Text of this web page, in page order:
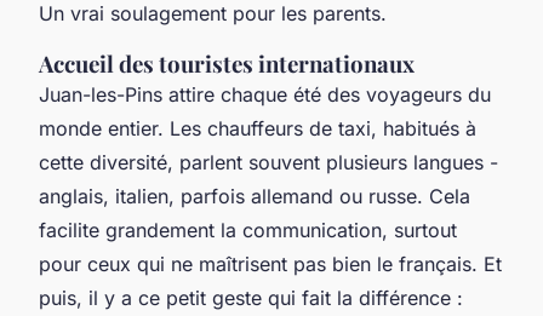
Un vrai soulagement pour les parents.
Accueil des touristes internationaux
Juan-les-Pins attire chaque été des voyageurs du
monde entier. Les chauffeurs de taxi, habitués à
cette diversité, parlent souvent plusieurs langues -
anglais, italien, parfois allemand ou russe. Cela
facilite grandement la communication, surtout
pour ceux qui ne maîtrisent pas bien le français. Et
puis, il y a ce petit geste qui fait la différence :